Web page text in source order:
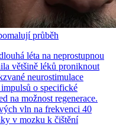
průběh
léta na neprostupnou
většině léků proniknout
neurostimulace
o specifické
na možnost regenerace.
vln na frekvenci 40
v mozku k čištění